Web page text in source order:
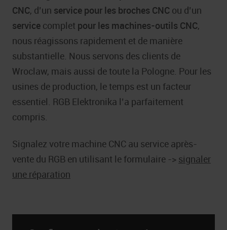
CNC, d’un service pour les broches CNC ou d’un
service complet pour les machines-outils CNC,
nous réagissons rapidement et de manière
substantielle. Nous servons des clients de
Wroclaw, mais aussi de toute la Pologne. Pour les
usines de production, le temps est un facteur
essentiel. RGB Elektronika l’a parfaitement
compris.
Signalez votre machine CNC au service après-
vente du RGB en utilisant le formulaire -> signaler
une réparation